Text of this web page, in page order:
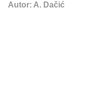
Autor: A. Dačić